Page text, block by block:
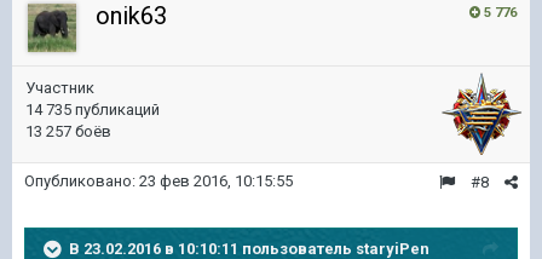
5 776
onik63
Участник
14 735 публикаций
13 257 боёв
#8
Опубликовано: 23 фев 2016, 10:15:55
В 23.02.2016 в 10:10:11 пользователь staryiPen